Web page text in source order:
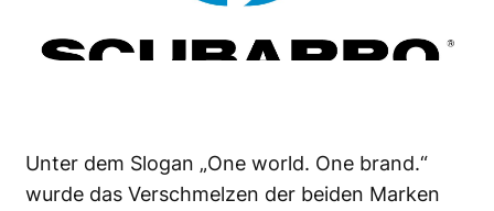
Unter dem Slogan „One world. One brand.“
wurde das Verschmelzen der beiden Marken